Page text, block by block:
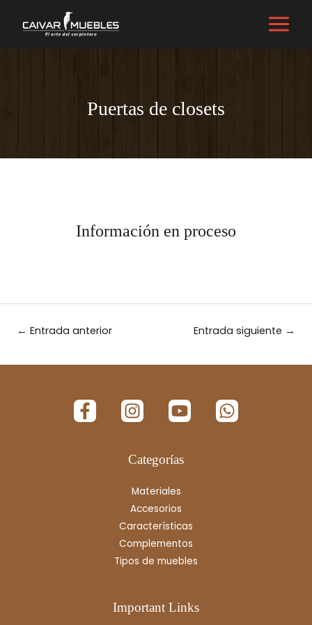
Puertas de closets
Información en proceso
← Entrada anterior Entrada siguiente →
Categorías
Materiales
Accesorios
Características
Complementos
Tipos de muebles
Important Links